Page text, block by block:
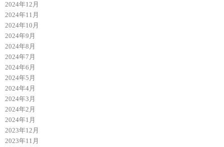
2024年12月
2024年11月
2024年10月
2024年9月
2024年8月
2024年7月
2024年6月
2024年5月
2024年4月
2024年3月
2024年2月
2024年1月
2023年12月
2023年11月